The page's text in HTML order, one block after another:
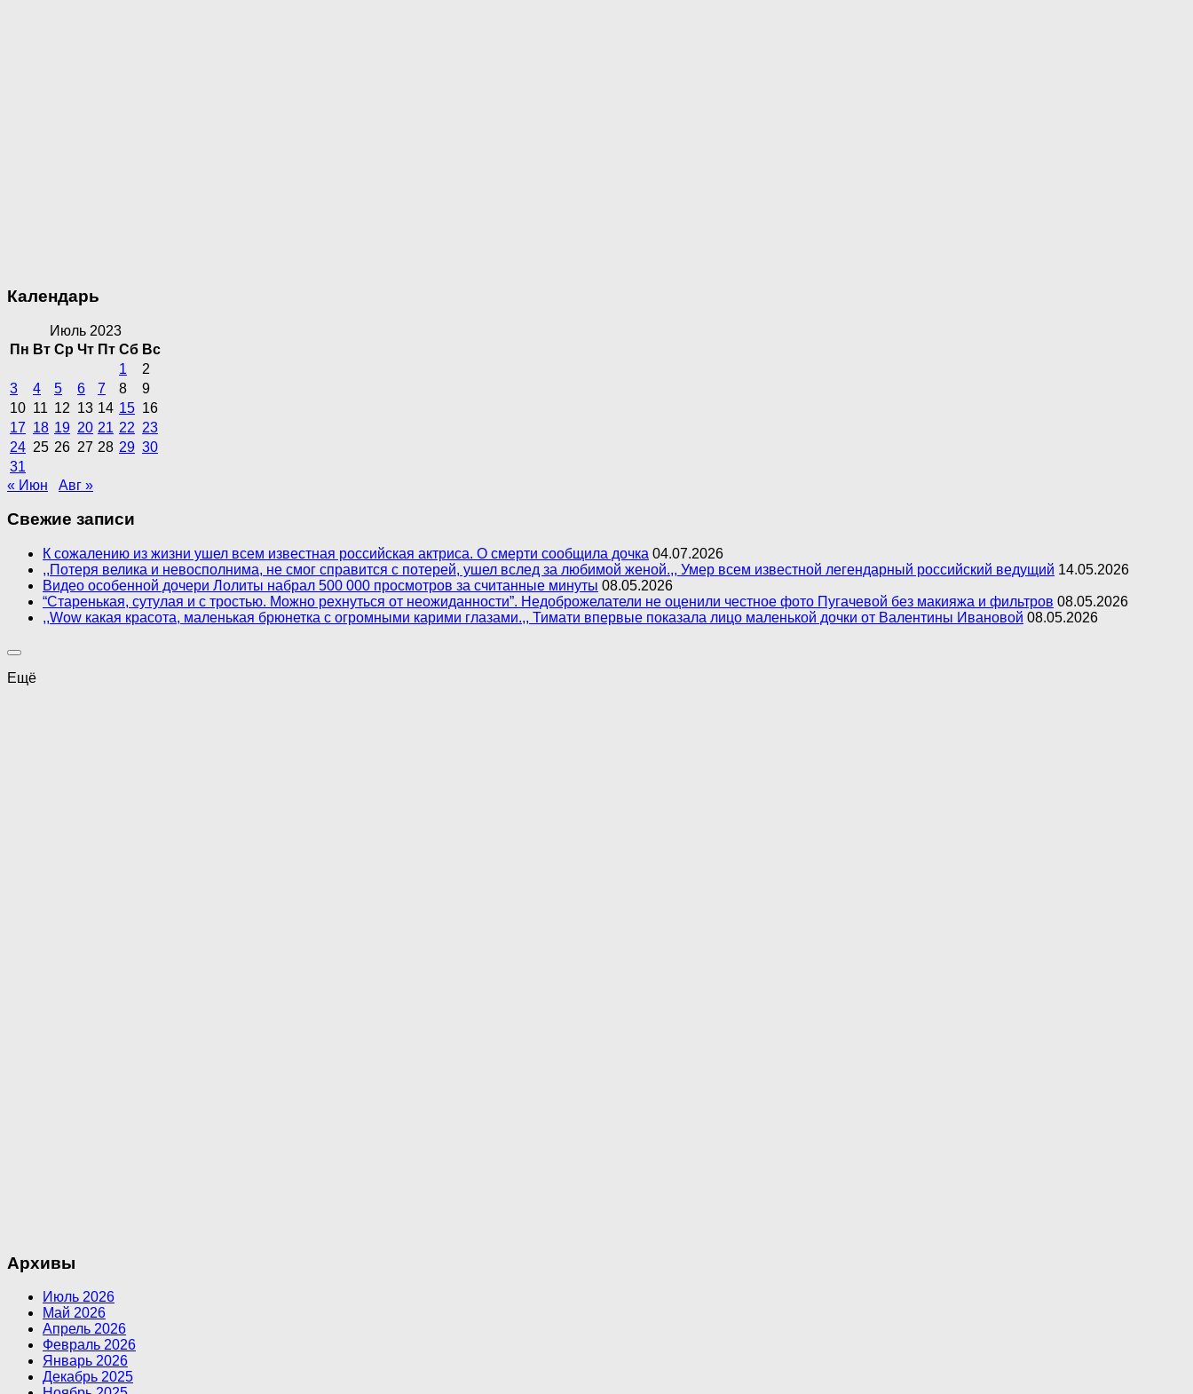
Календарь
Июль 2023
Пн Вт Ср Чт Пт Сб Вс
1
2
3
4 5 6 7 8
9
10 11 12 13 14 15 16
17 18 19 20 21 22 23
24 25 26 27 28 29 30
31
« Июн
Авг »
Свежие записи
К сожалению из жизни ушел всем известная российская актриса. О смерти сообщила дочка 04.07.2026
,,Потеря велика и невосполнима, не смог справится с потерей, ушел вслед за любимой женой.,, Умер всем известной легендарный российский ведущий 14.05.2026
Видео особенной дочери Лолиты набрал 500 000 просмотров за считанные минуты 08.05.2026
“Старенькая, сутулая и с тростью. Можно рехнуться от неожиданности”. Недоброжелатели не оценили честное фото Пугачевой без макияжа и фильтров 08.05.2026
,,Wow какая красота, маленькая брюнетка с огромными карими глазами.,, Тимати впервые показала лицо маленькой дочки от Валентины Ивановой 08.05.2026
Ещё
Архивы
Июль 2026
Май 2026
Апрель 2026
Февраль 2026
Январь 2026
Декабрь 2025